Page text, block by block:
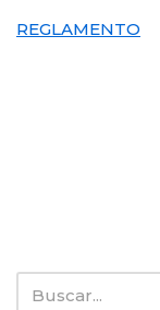
REGLAMENTO